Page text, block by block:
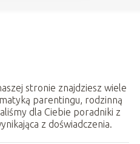
stronie znajdziesz wiele
parentingu, rodzinną
dla Ciebie poradniki z
z doświadczenia.